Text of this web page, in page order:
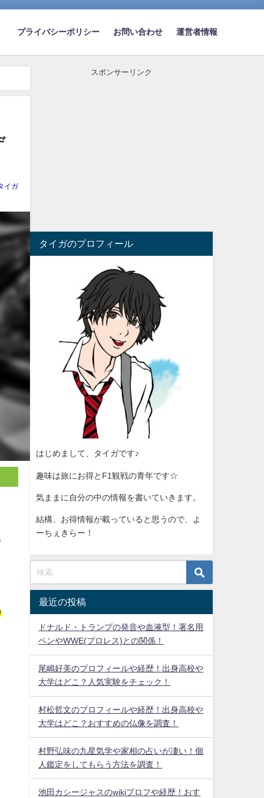
プライバシーポリシー お問い合わせ 運営者情報
イガ
スポンサーリンク
タイガのプロフィール
はじめまして、タイガです♪
趣味は旅にお得とF1観戦の青年です☆
気ままに自分の中の情報を書いていきます。
結構、お得情報が載っていると思うので、よ
ーちぇきらー！
最近の投稿
ドナルド・トランプの発音や血液型！署名用
ペンやWWE(プロレス)との関係！
尾嶋好美のプロフィールや経歴！出身高校や
大学はどこ？人気実験をチェック！
村松哲文のプロフィールや経歴！出身高校や
大学はどこ？おすすめの仏像を調査！
村野弘味の九星気学や家相の占いが凄い！個
人鑑定をしてもらう方法を調査！
池田カシージャスのwikiプロフや経歴！おす